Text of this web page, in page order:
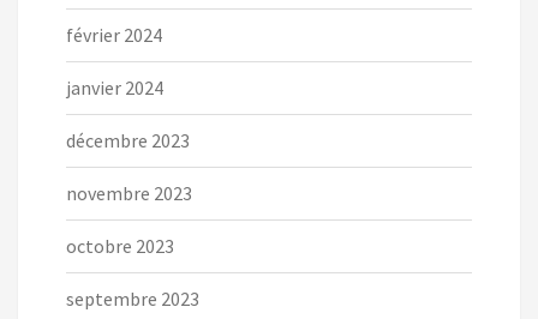
février 2024
janvier 2024
décembre 2023
novembre 2023
octobre 2023
septembre 2023